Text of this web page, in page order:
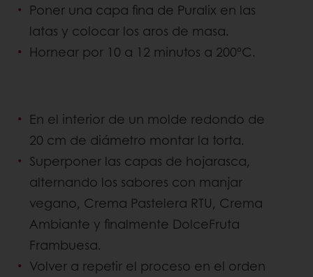
Poner una capa fina de Puralix en las
latas y colocar los aros de masa.
Hornear por 10 a 12 minutos a 200ºC.
En el interior de un molde redondo de
20 cm de diámetro montar la torta.
Superponer las capas de hojarasca,
alternando los sabores con manjar
vegano, Crema Pastelera RTU, Crema
Ambiante y finalmente DolceFruta
Frambuesa.
Volver a repetir el proceso en el orden